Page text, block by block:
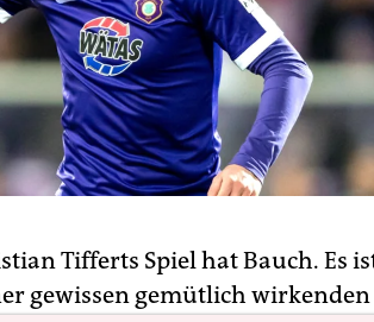
Tifferts Spiel hat Bauch. Es
gewissen gemütlich